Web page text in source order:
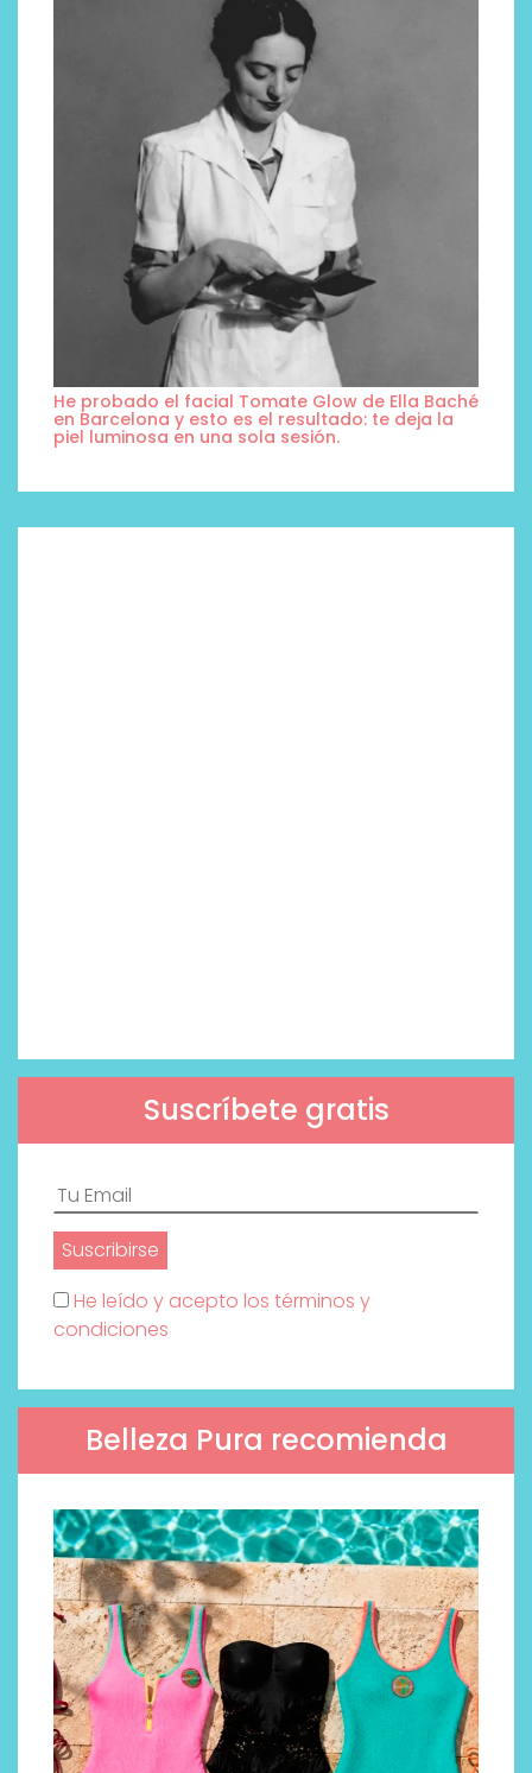
He probado el facial Tomate Glow de Ella Baché
en Barcelona y esto es el resultado: te deja la
piel luminosa en una sola sesión.
Suscríbete gratis
He leído y acepto los términos y
condiciones
Belleza Pura recomienda